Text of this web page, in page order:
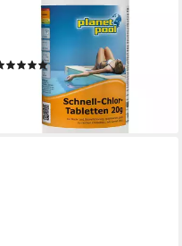
Poolpflege Planet Pool -
Schnell-Chlor-Tabletten 20 g,
(1)
(18,99 €/ 1 kg)
lieferbar - in 2-3 Werktagen bei dir